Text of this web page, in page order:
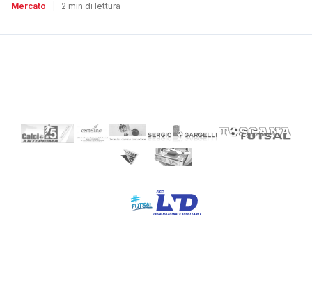
Mercato 2 min di lettura